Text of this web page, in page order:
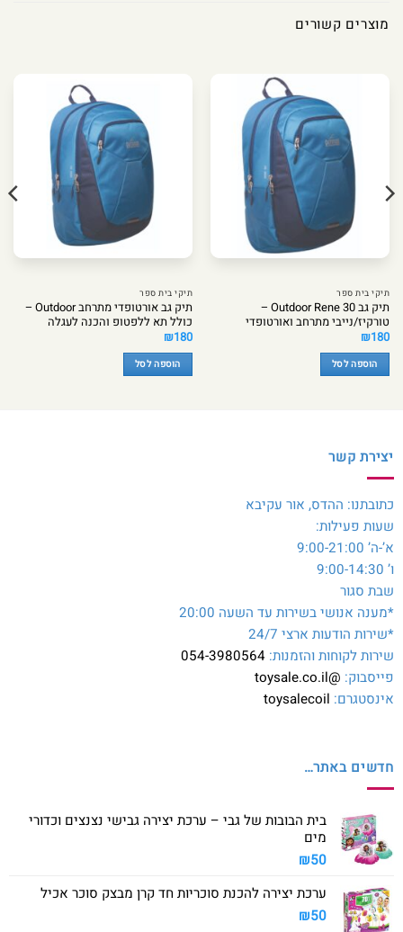
מוצרים קשורים
תיקי בית ספר
תיק גב Outdoor Rene 30 –
טורקיז/נייבי מתרחב ואורטופדי
₪180
הוספה לסל
תיקי בית ספר
תיק גב אורטופדי מתרחב Outdoor –
כולל תא ללפטופ והכנה לעגלה
₪180
הוספה לסל
יצירת קשר
כתובתנו: ההדס, אור עקיבא
שעות פעילות:
א’-ה’ 9:00-21:00
ו’ 9:00-14:30
שבת סגור
*מענה אנושי בשירות עד השעה 20:00
*שירות הודעות ארצי 24/7
שירות לקוחות והזמנות: 054-3980564
פייסבוק: @toysale.co.il
אינסטגרם: toysalecoil
חדשים באתר…
בית הבובות של גבי – ערכת יצירה גבישי נצנצים וכדורי
מים
₪50
ערכת יצירה להכנת סוכריות חד קרן מבצק סוכר אכיל
₪50